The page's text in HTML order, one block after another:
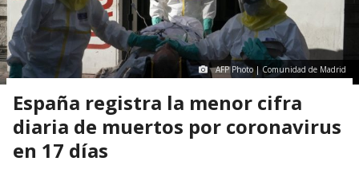
AFP Photo | Comunidad de Madrid
España registra la menor cifra
diaria de muertos por coronavirus
en 17 días